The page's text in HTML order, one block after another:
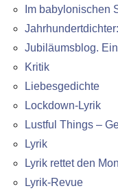
Im babylonischen
Jubiläumsblog.
Kritik
Liebesgedichte
Lockdown-Lyrik
Lustful Things –
Lyrik
Lyrik rettet den
Lyrik-Revue